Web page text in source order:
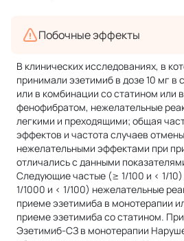
Побочные эффекты
В клинических исследованиях, в
принимали эзетимиб в дозе 10 мг в
или в комбинации со статином или
фенофибратом, нежелательные
легкими и преходящими; общая
эффектов и частота случаев
нежелательными эффектами при
отличались с данными
Следующие частые (≥ 1/100 и < 1/
1/1000 и < 1/100) нежелательные
приеме эзетимиба в монотерапии
приеме эзетимиба со статином.
Эзетимиб-СЗ в монотерапии